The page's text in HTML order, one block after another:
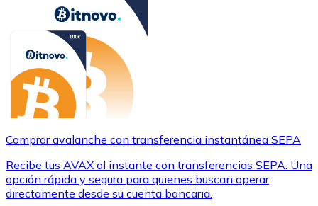
Comprar avalanche con transferencia instantánea SEPA
Recibe tus AVAX al instante con transferencias SEPA. Una
opción rápida y segura para quienes buscan operar
directamente desde su cuenta bancaria.